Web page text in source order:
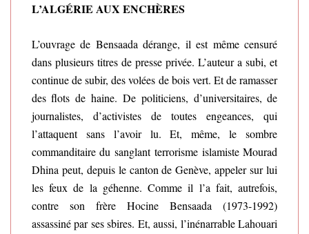
L’ALGÉRIE AUX ENCHÈRES
L’ouvrage de Bensaada dérange, il est même censuré
dans plusieurs titres de presse privée. L’auteur a subi, et
continue de subir, des volées de bois vert. Et de ramasser
des flots de haine. De politiciens, d’universitaires, de
journalistes, d’activistes de toutes engeances, qui
l’attaquent sans l’avoir lu. Et, même, le sombre
commanditaire du sanglant terrorisme islamiste Mourad
Dhina peut, depuis le canton de Genève, appeler sur lui
les feux de la géhenne. Comme il l’a fait, autrefois,
contre son frère Hocine Bensaada (1973-1992)
assassiné par ses sbires. Et, aussi, l’inénarrable Lahouari